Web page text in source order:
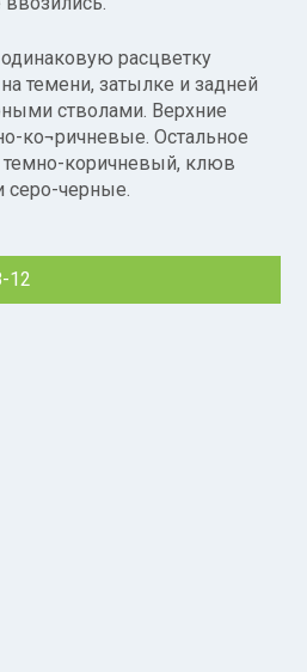
расцветку
темени, затылке и задней
стволами. Верхние
ко¬ричневые. Остальное
темно-коричневый, клюв
серо-черные.
12